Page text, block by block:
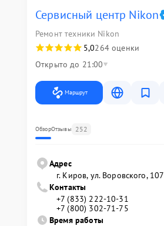
Сервисный центр Nikon
Ремонт техники Nikon
5,0264 оценки
Открыто до 21:00
Маршрут
ОбзорОтзывы 252
Адрес
г. Киров, ул. Воровского, 107
Контакты
+7 (833) 222-10-31
+7 (800) 302-71-75
Время работы